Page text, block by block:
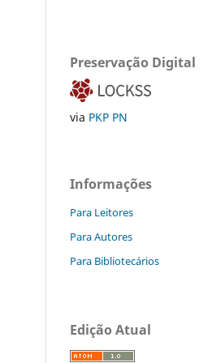
Preservação Digital
via PKP PN
Informações
Para Leitores
Para Autores
Para Bibliotecários
Edição Atual